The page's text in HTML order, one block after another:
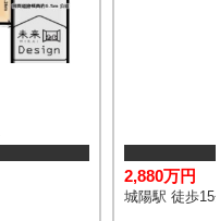
2,880万円
城陽駅 徒歩15